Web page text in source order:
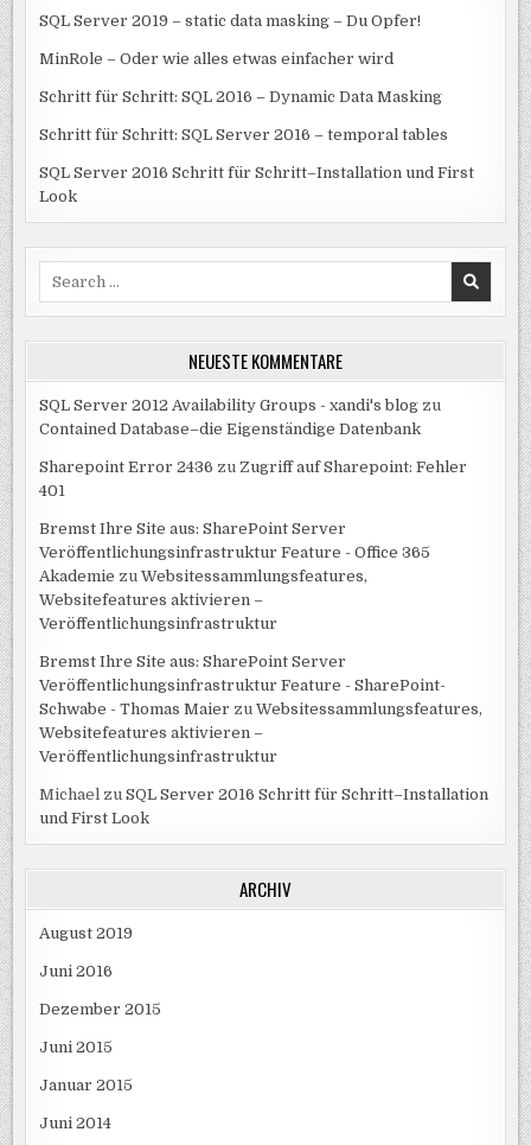
SQL Server 2019 – static data masking – Du Opfer!
MinRole – Oder wie alles etwas einfacher wird
Schritt für Schritt: SQL 2016 – Dynamic Data Masking
Schritt für Schritt: SQL Server 2016 – temporal tables
SQL Server 2016 Schritt für Schritt–Installation und First
Look
NEUESTE KOMMENTARE
SQL Server 2012 Availability Groups - xandi's blog zu
Contained Database–die Eigenständige Datenbank
Sharepoint Error 2436 zu Zugriff auf Sharepoint: Fehler
401
Bremst Ihre Site aus: SharePoint Server
Veröffentlichungsinfrastruktur Feature - Office 365
Akademie zuWebsitessammlungsfeatures,
Websitefeatures aktivieren –
Veröffentlichungsinfrastruktur
Bremst Ihre Site aus: SharePoint Server
Veröffentlichungsinfrastruktur Feature - SharePoint-
Schwabe - Thomas Maier zuWebsitessammlungsfeatures,
Websitefeatures aktivieren –
Veröffentlichungsinfrastruktur
Michael zuSQL Server 2016 Schritt für Schritt–Installation
und First Look
ARCHIV
August 2019
Juni 2016
Dezember 2015
Juni 2015
Januar 2015
Juni 2014